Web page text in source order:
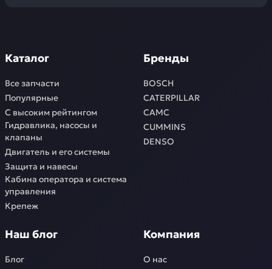
Каталог
Все запчасти
Популярные
С высоким рейтингом
Гидравлика, насосы и
клапаны
Двигатель и его системы
Защита и навесы
Кабина оператора и система
управления
Крепеж
Бренды
BOSCH
CATERPILLAR
CAMC
CUMMINS
DENSO
Наш блог
Блог
Компания
О нас